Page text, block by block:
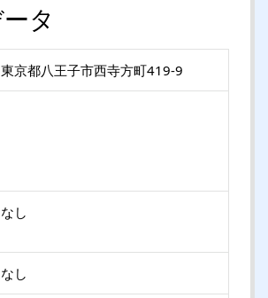
タ
東京都八王子市西寺方町419-9
なし
なし